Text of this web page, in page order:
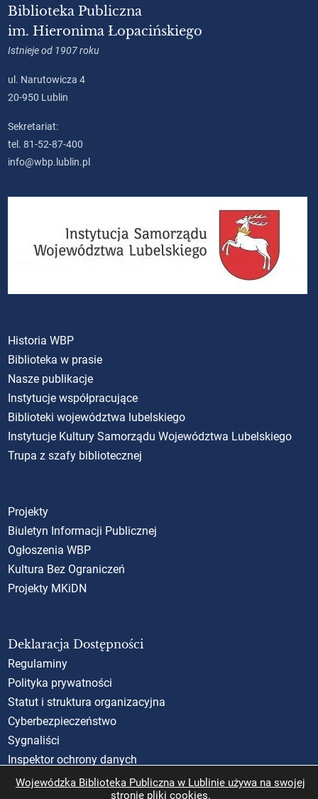
Biblioteka Publiczna
im. Hieronima Łopacińskiego
Istnieje od 1907 roku
ul. Narutowicza 4
20-950 Lublin
Sekretariat:
tel. 81-52-87-400
info@wbp.lublin.pl
Historia WBP
Biblioteka w prasie
Nasze publikacje
Instytucje współpracujące
Biblioteki województwa lubelskiego
Instytucje Kultury Samorządu Województwa Lubelskiego
Trupa z szafy bibliotecznej
Projekty
Biuletyn Informacji Publicznej
Ogłoszenia WBP
Kultura Bez Ograniczeń
Projekty MKiDN
Deklaracja Dostępności
Regulaminy
Polityka prywatności
Statut i struktura organizacyjna
Cyberbezpieczeństwo
Sygnaliści
Inspektor ochrony danych
Standardy Ochrony Małoletnich (SOM)
Wojewódzka Biblioteka Publiczna w Lublinie używa na swojej
stronie pliki cookies.